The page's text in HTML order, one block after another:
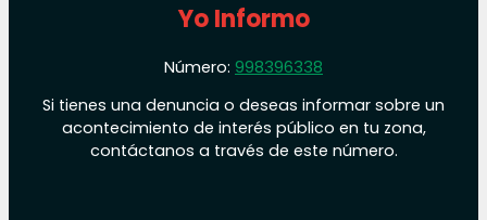
Yo Informo
Número: 998396338
Si tienes una denuncia o deseas informar sobre un
acontecimiento de interés público en tu zona,
contáctanos a través de este número.